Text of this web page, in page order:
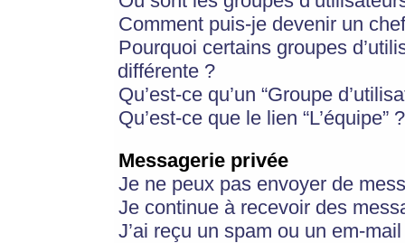
Comment puis-je devenir un
Pourquoi certains groupes
différente ?
Qu’est-ce qu’un “Groupe
Qu’est-ce que le lien “L’équipe” ?
Messagerie privée
Je ne peux pas envoyer de
Je continue à recevoir des
J’ai reçu un spam ou un em-